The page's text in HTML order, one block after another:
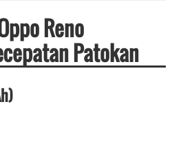
Reno
Patokan